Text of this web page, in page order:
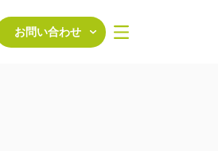
お問い合わせ